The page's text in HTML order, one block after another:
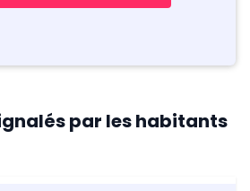
par les habitants